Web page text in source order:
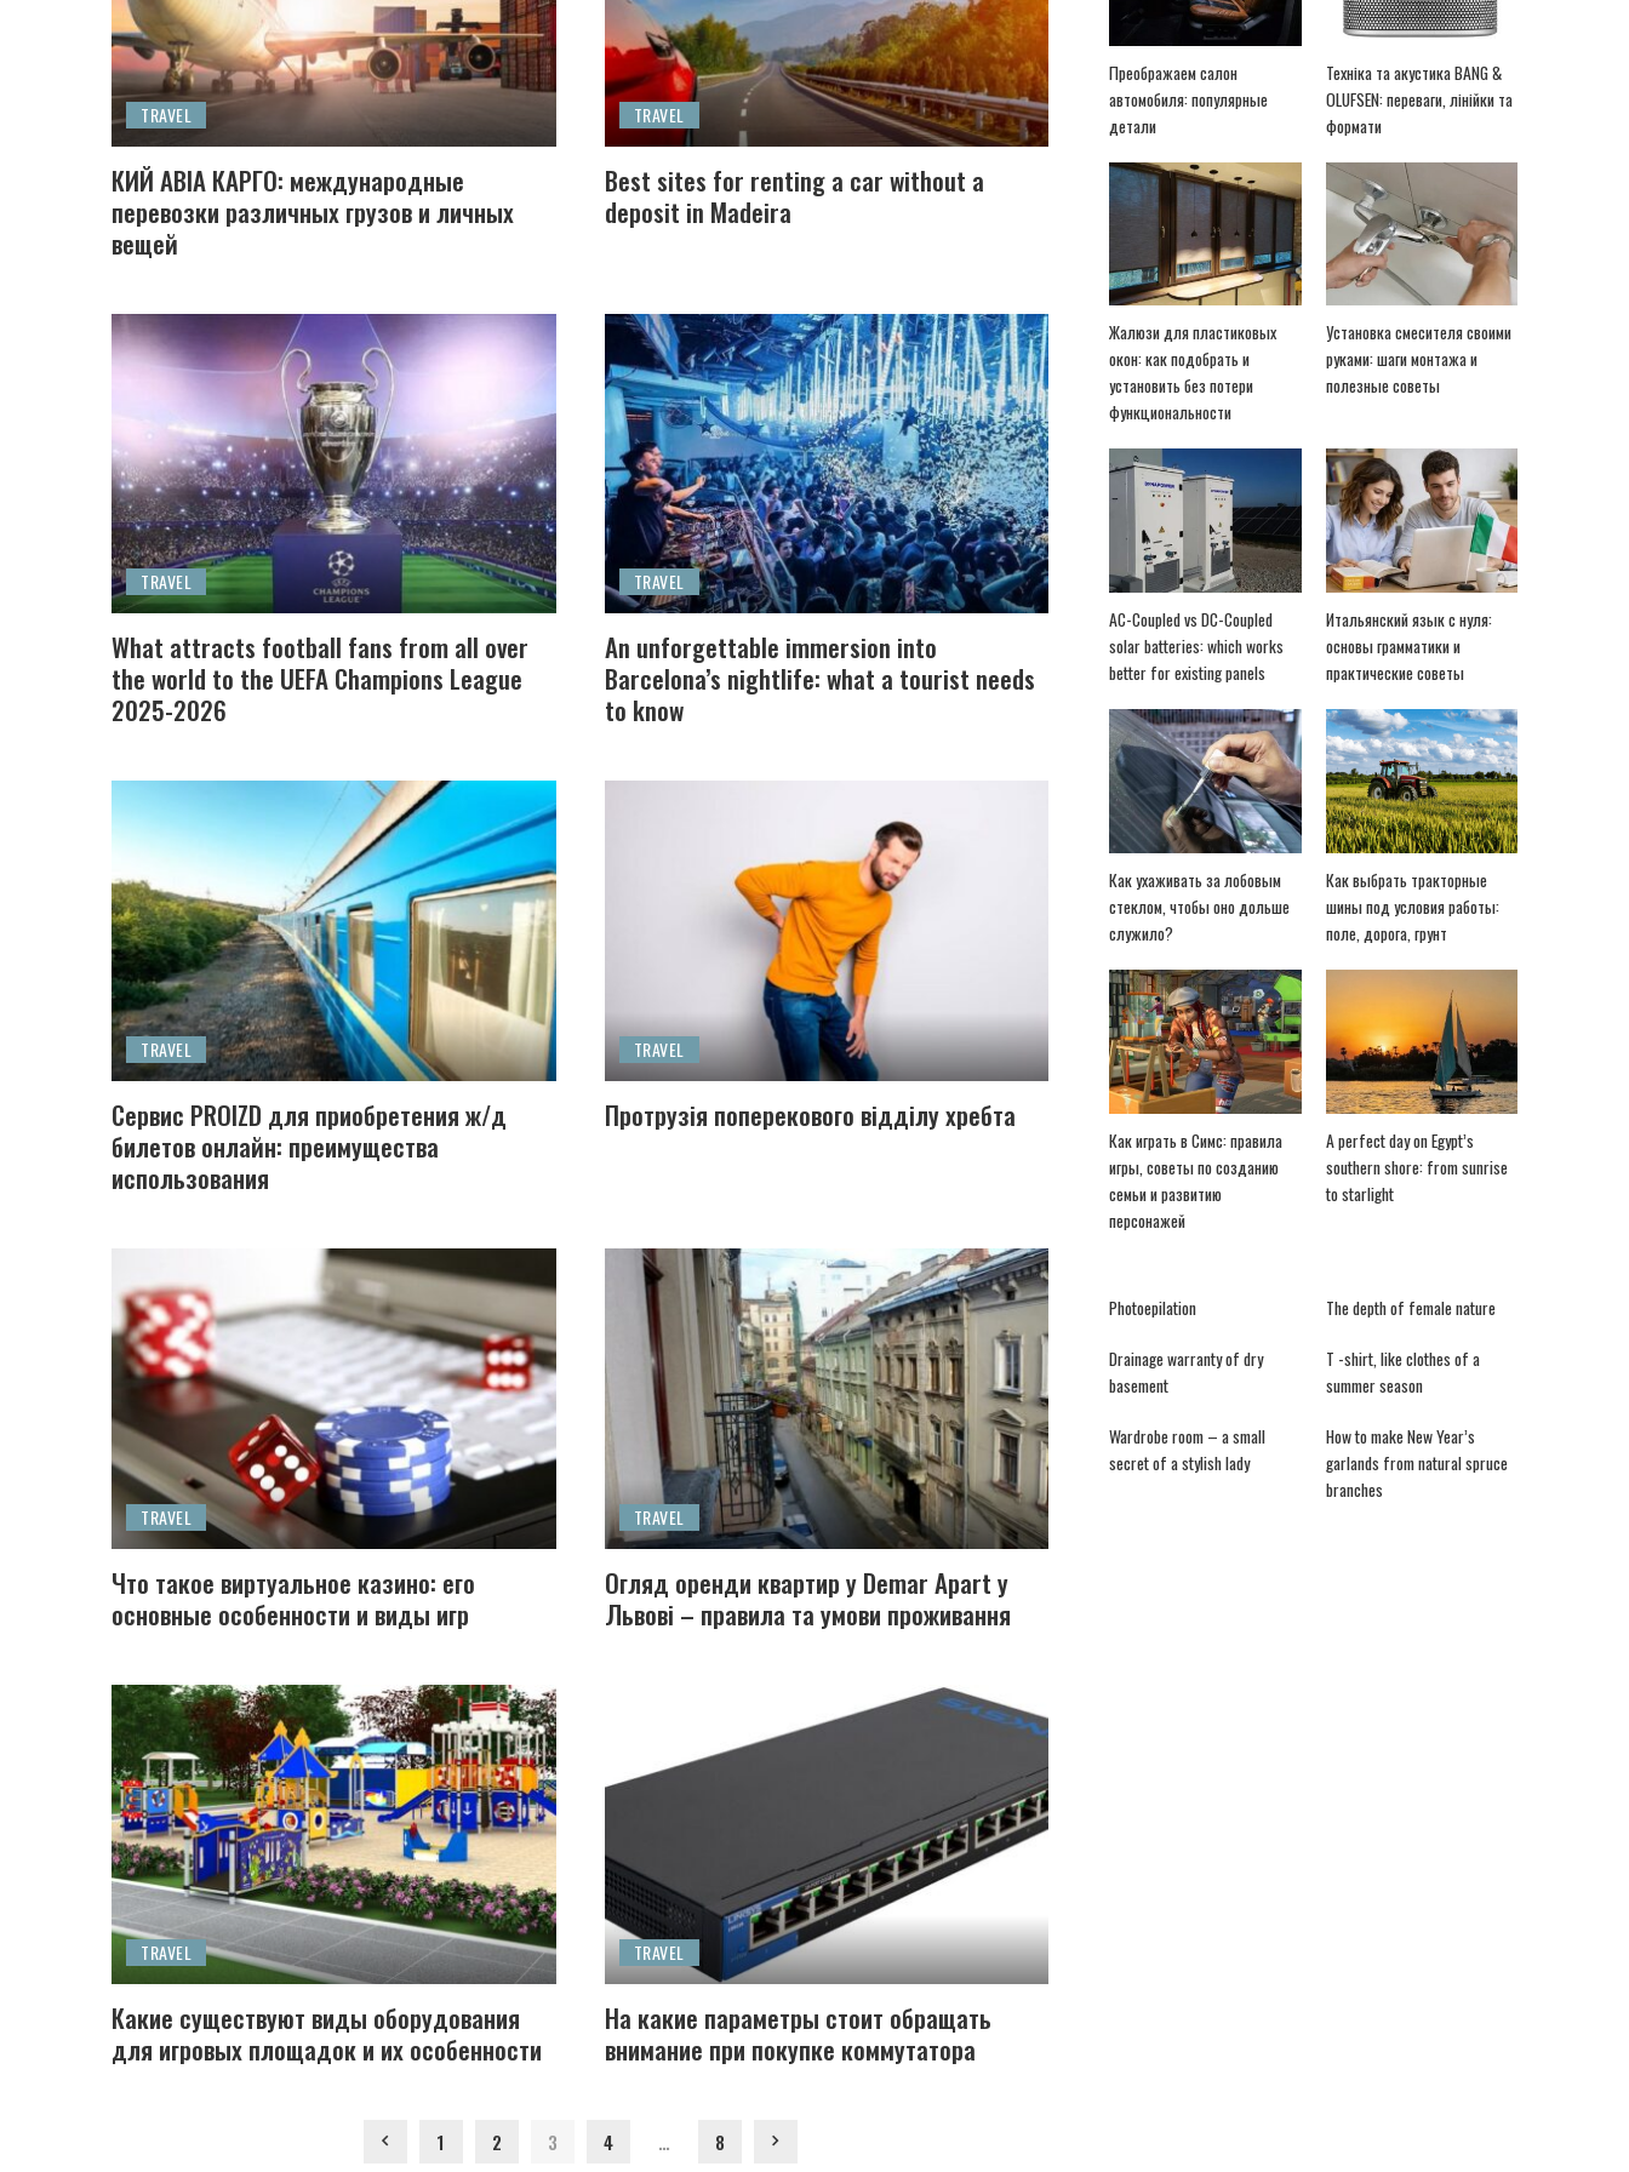
TRAVEL
КИЙ АВІА КАРГО: международные
перевозки различных грузов и личных
вещей
TRAVEL
Best sites for renting a car without a
deposit in Madeira
TRAVEL
What attracts football fans from all over
the world to the UEFA Champions League
2025-2026
TRAVEL
An unforgettable immersion into
Barcelona’s nightlife: what a tourist needs
to know
TRAVEL
Сервис PROIZD для приобретения ж/д
билетов онлайн: преимущества
использования
TRAVEL
Протрузія поперекового відділу хребта
TRAVEL
Что такое виртуальное казино: его
основные особенности и виды игр
TRAVEL
Огляд оренди квартир у Demar Apart у
Львові – правила та умови проживання
TRAVEL
Какие существуют виды оборудования
для игровых площадок и их особенности
TRAVEL
На какие параметры стоит обращать
внимание при покупке коммутатора
1 2 3 4 … 8
Преображаем салон
автомобиля: популярные
детали
Техніка та акустика BANG &
OLUFSEN: переваги, лінійки та
формати
Жалюзи для пластиковых
окон: как подобрать и
установить без потери
функциональности
Установка смесителя своими
руками: шаги монтажа и
полезные советы
AC-Coupled vs DC-Coupled
solar batteries: which works
better for existing panels
Итальянский язык с нуля:
основы грамматики и
практические советы
Как ухаживать за лобовым
стеклом, чтобы оно дольше
служило?
Как выбрать тракторные
шины под условия работы:
поле, дорога, грунт
Как играть в Симс: правила
игры, советы по созданию
семьи и развитию
персонажей
A perfect day on Egypt’s
southern shore: from sunrise
to starlight
Photoepilation The depth of female nature
Drainage warranty of dry
basement
T -shirt, like clothes of a
summer season
Wardrobe room – a small
secret of a stylish lady
How to make New Year’s
garlands from natural spruce
branches